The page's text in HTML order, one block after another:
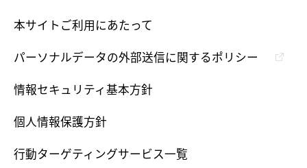
本サイトご利用にあたって
パーソナルデータの外部送信に関するポリシー
情報セキュリティ基本方針
個人情報保護方針
行動ターゲティングサービス一覧